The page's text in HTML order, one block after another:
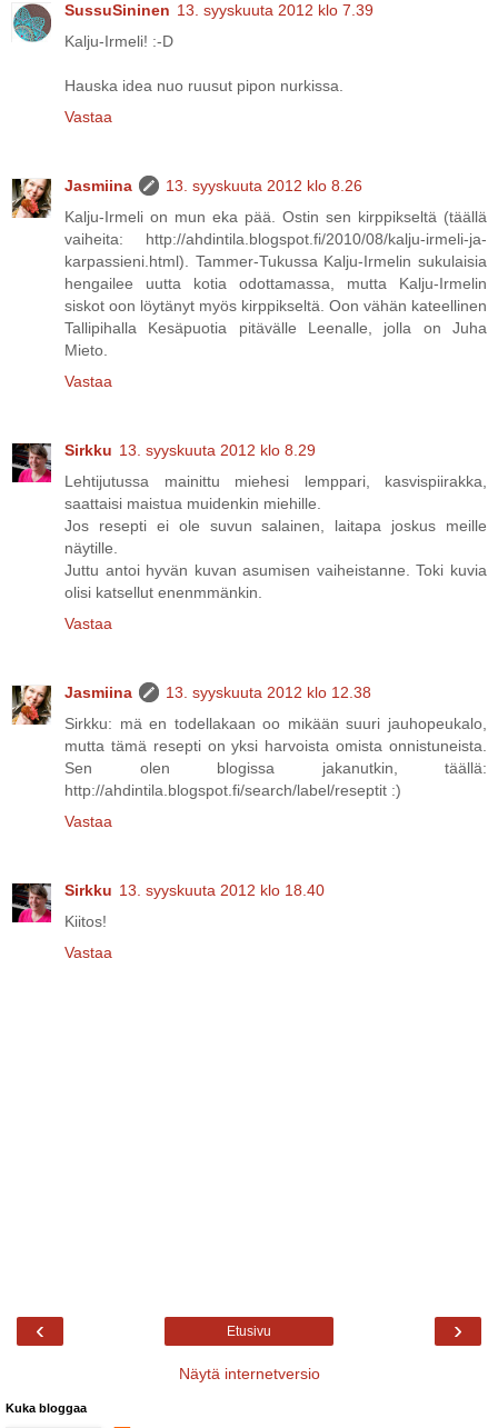
SussuSininen 13. syyskuuta 2012 klo 7.39
Kalju-Irmeli! :-D
Hauska idea nuo ruusut pipon nurkissa.
Vastaa
Jasmiina
13. syyskuuta 2012 klo 8.26
Kalju-Irmeli on mun eka pää. Ostin sen kirppikseltä (täällä
vaiheita: http://ahdintila.blogspot.fi/2010/08/kalju-irmeli-ja-
karpassieni.html). Tammer-Tukussa Kalju-Irmelin sukulaisia
hengailee uutta kotia odottamassa, mutta Kalju-Irmelin
siskot oon löytänyt myös kirppikseltä. Oon vähän kateellinen
Tallipihalla Kesäpuotia pitävälle Leenalle, jolla on Juha
Mieto.
Vastaa
Sirkku 13. syyskuuta 2012 klo 8.29
Lehtijutussa mainittu miehesi lemppari, kasvispiirakka,
saattaisi maistua muidenkin miehille.
Jos resepti ei ole suvun salainen, laitapa joskus meille
näytille.
Juttu antoi hyvän kuvan asumisen vaiheistanne. Toki kuvia
olisi katsellut enenmmänkin.
Vastaa
Jasmiina
13. syyskuuta 2012 klo 12.38
Sirkku: mä en todellakaan oo mikään suuri jauhopeukalo,
mutta tämä resepti on yksi harvoista omista onnistuneista.
Sen olen blogissa jakanutkin, täällä:
http://ahdintila.blogspot.fi/search/label/reseptit :)
Vastaa
Sirkku 13. syyskuuta 2012 klo 18.40
Kiitos!
Vastaa
‹ ›
Etusivu
Näytä internetversio
Kuka bloggaa